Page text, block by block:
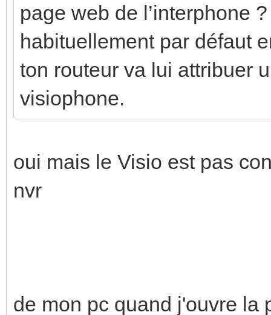
page web de l’interphone
habituellement par défaut
ton routeur va lui attribuer
visiophone.
oui mais le Visio est pas
nvr
de mon pc quand j'ouvre la